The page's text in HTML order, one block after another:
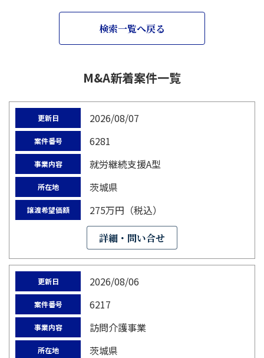
検索一覧へ戻る
M&A新着案件一覧
更新日 2026/08/07
案件番号 6281
事業内容 就労継続支援A型
所在地 茨城県
譲渡希望価額 275万円（税込）
詳細・問い合せ
更新日 2026/08/06
案件番号 6217
事業内容 訪問介護事業
所在地 茨城県